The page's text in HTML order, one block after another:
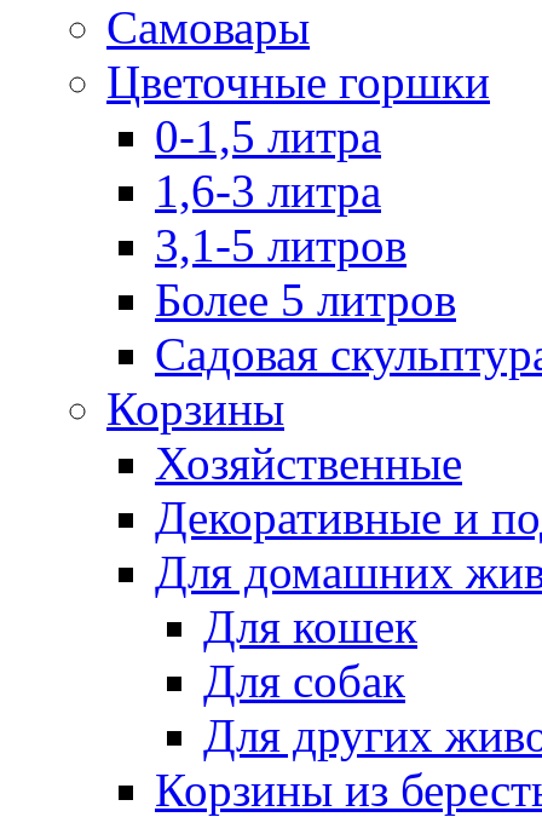
Самовары
Цветочные горшки
0-1,5 литра
1,6-3 литра
3,1-5 литров
Более 5 литров
Садовая
Корзины
Хозяйственные
Декоративные и
Для домашних
Для кошек
Для собак
Для других
Корзины из